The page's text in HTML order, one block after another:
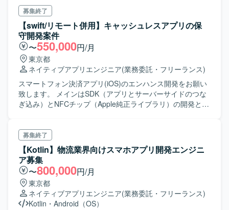
募集終了
【swift/リモート併用】キャッシュレスアプリの保
守開発案件
〜550,000円/月
東京都
ネイティブアプリエンジニア(業務委託・フリーランス)
スマートフォン決済アプリ(iOS)のエンハンス開発をお願い
致します。 メインはSDK（アプリとサーバーサイドのつな
ぎ込み）とNFCチップ（Apple純正ライブラリ）の開発とな
募集終了
【Kotlin】物流業界向けスマホアプリ開発エンジニ
ア募集
〜800,000円/月
東京都
ネイティブアプリエンジニア(業務委託・フリーランス)
Kotlin ・ Android（OS）